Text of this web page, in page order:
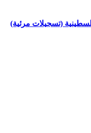
(تسجيلات مرئية)